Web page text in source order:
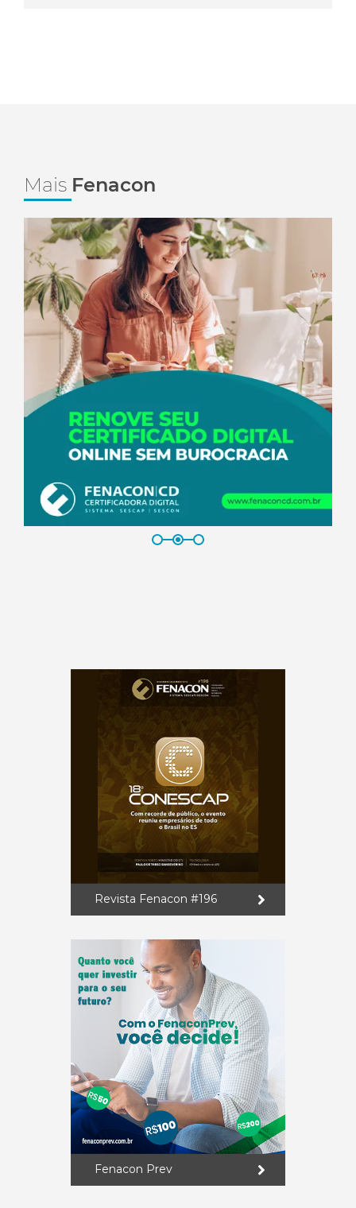
Mais Fenacon
Revista Fenacon #196
Fenacon Prev